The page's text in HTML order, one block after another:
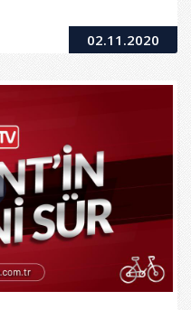
02.11.2020